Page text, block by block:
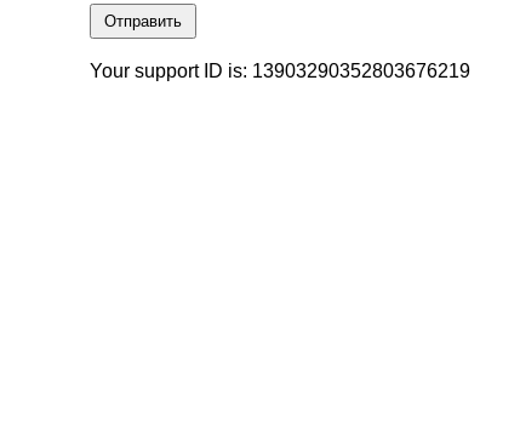
Отправить
Your support ID is: 13903290352803676219